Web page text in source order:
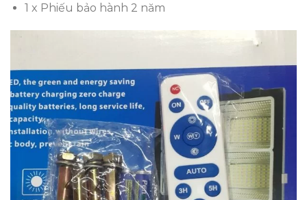
1 x Phiếu bảo hành 2 năm